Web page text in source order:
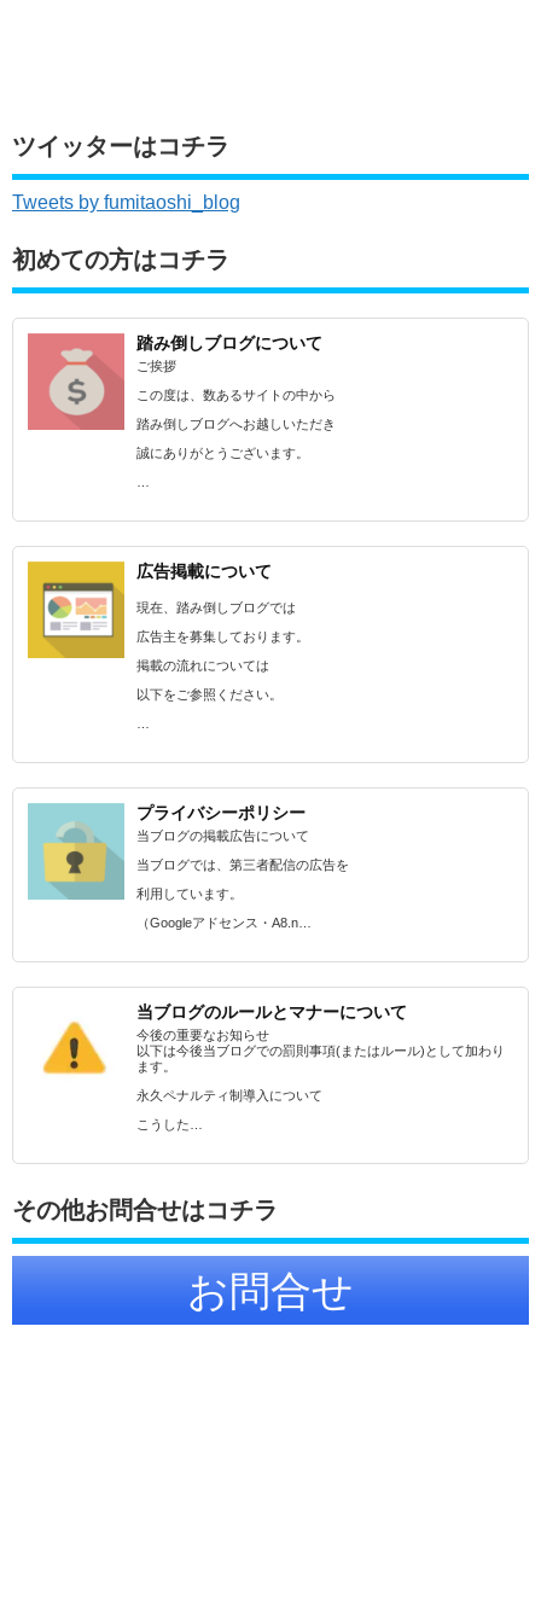
ツイッターはコチラ
Tweets by fumitaoshi_blog
初めての方はコチラ
踏み倒しブログについて
ご挨拶
この度は、数あるサイトの中から
踏み倒しブログへお越しいただき
誠にありがとうございます。
広告掲載について
現在、踏み倒しブログでは
広告主を募集しております。
掲載の流れについては
以下をご参照ください。
プライバシーポリシー
当ブログの掲載広告について
当ブログでは、第三者配信の広告を
利用しています。
（Googleアドセンス・A8.n…
当ブログのルールとマナーについて
今後の重要なお知らせ
以下は今後当ブログでの罰則事項(またはルール)として加わり
ます。
永久ペナルティ制導入について
こうした…
その他お問合せはコチラ
お問合せ